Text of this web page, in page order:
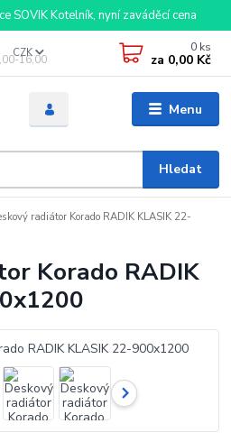
SOVIK Kotelník, nyní zaváděcí cena
Menu
CZK
Hledat
16,00
0 ks
za 0,00 Kč
radiátor Korado RADIK KLASIK 22-
Korado RADIK